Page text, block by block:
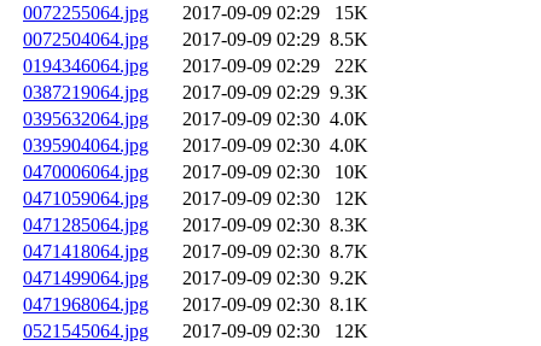
0072255064.jpg
2017-09-09 02:29
15K
0072504064.jpg
2017-09-09 02:29 8.5K
0194346064.jpg
2017-09-09 02:29
22K
0387219064.jpg
2017-09-09 02:29 9.3K
0395632064.jpg
2017-09-09 02:30 4.0K
0395904064.jpg
2017-09-09 02:30 4.0K
0470006064.jpg
2017-09-09 02:30
10K
0471059064.jpg
2017-09-09 02:30
12K
0471285064.jpg
2017-09-09 02:30 8.3K
0471418064.jpg
2017-09-09 02:30 8.7K
0471499064.jpg
2017-09-09 02:30 9.2K
0471968064.jpg
2017-09-09 02:30 8.1K
0521545064.jpg
2017-09-09 02:30
12K